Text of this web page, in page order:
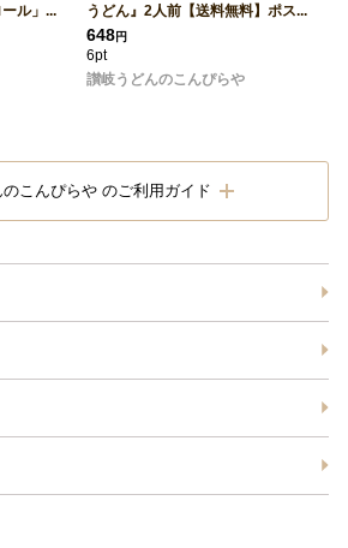
ル」...
うどん』2人前【送料無料】ポス...
648円
6pt
讃岐うどんのこんぴらや
こんぴらや のご利用ガイド